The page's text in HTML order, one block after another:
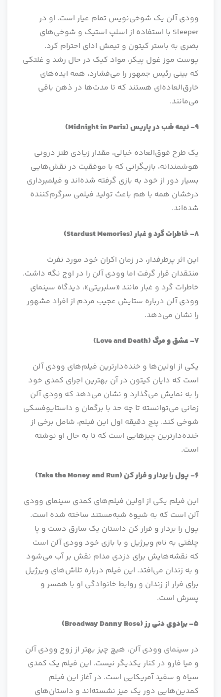
وودی آلن یک شوخی‌نویس تمام عیار است. او در
Sleeper با استفاده از اسلپ استیک و شوخی‌های
بصری به باستر کیتون و تیمش ادای احترام کرد.
پوست موز غول پیکر، مواد کیک در حال رشد و غلتکی
که بینی رئیس جمهور را می‌فشارد، همه ایده‌های
خارق‌العاده‌ای هستند که تا مدت‌ها در ذهن باقی
می‌مانند.
9- نیمه شب در پاریس (Midnight in Paris)
یک طرح فوق‌العاده خیالی، مقدار زیادی طنز درونی
هوشمندانه، بازیگرانی که با موفقیت در نقش‌هایی
بسیار دور از خود به بازی گرفته شده‌اند و فیلمبرداری
درخشان همه با هم باعث تولید فیلمی سرگرم‌کننده
شده‌اند.
8- خاطرات گرد و غبار (Stardust Memories)
این اثر پرطرفدار، در زمان اکران خود مورد نفرت
منتقدان قرار گرفت اما وودی آلن را در اوج نگه داشت.
خاطرات گرد و غبار مانند «سلبریتی»، دیدگاه سینمای
وودی آلن درباره ستایش عجیب مردم از افراد مشهور
را نشان می‌دهد.
7- عشق و مرگ (Love and Death)
یکی از اولین‌‌ها و خنده‌دارترین فیلم‌های وودی آلن
است که دایان کیتون در آن بهترین اجرای کمدی خود
را به نمایش می‌گذارد و نشان می‌دهد که وودی آلن
زمانی می‌توانسته تا چه حد با برگمان و داستایوفسکی
شوخی کند. پنج دقیقه اول این فیلم، شامل برخی از
خنده‌دارترین چیزهایی است که تا به حال او نوشته
است.
6- پول را بردار و فرار کن (Take the Money and Run)
این فیلم یکی از اولین فیلم‌های کمدی سینمای وودی
آلن است که به شیوه شبه‌مستند ساخته شده است.
پول را بردار و فرار کن داستان یک سارق دست و پا
چلفتی به نام ویرژیل و با بازی خود وودی آلن است
که نقشه‌هایش برای دزدی مدام نقش بر آب می‌شود
و به زندان می‌افتد. این فیلم درباره تلاش‌های ویرژیل
برای فرار از زندان و روابط خانوادگی او با همسر و
پسرش است.
5- برادوی دنی رز (Broadway Danny Rose)
در سینمای وودی آلن، هیچ چیز بهتر از زوج وودی آلن
و میا فارو در کنار یکدیگر نیست. این فیلم یک کمدی
سیاه و سفید آمریکایی است. در آغاز این فیلم
کمدین‌هایی دور یک میز نشسته‌اند و داستان‌های